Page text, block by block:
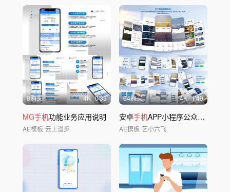
8购买 4K 0'33
MG手机功能业务应用说明
AE模板 云上漫步
64购买 4K 1'49
安卓手机APP小程序公众号页面展示
AE模板 艺小六飞